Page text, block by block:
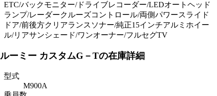
ETC/バックモニター/ドライブレコーダー/LEDオートヘッド
ランプ/レーダークルーズコントロール/両側パワースライド
ドア/前後方クリアランスソナー/純正15インチアルミホイー
ル/リアサンシェード/ワンオーナー/フルセグTV
ルーミー カスタムG－Tの在庫詳細
型式
M900A